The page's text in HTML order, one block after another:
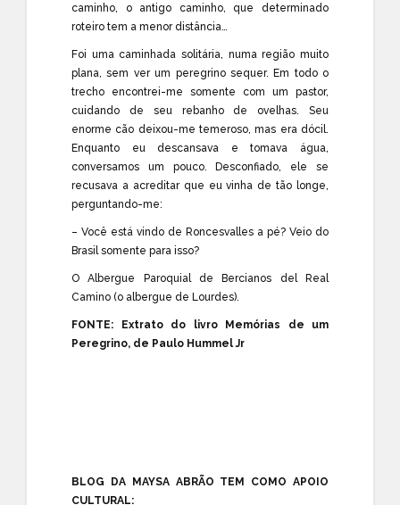
caminho, o antigo caminho, que determinado
roteiro tem a menor distância…
Foi uma caminhada solitária, numa região muito
plana, sem ver um peregrino sequer. Em todo o
trecho encontrei-me somente com um pastor,
cuidando de seu rebanho de ovelhas. Seu
enorme cão deixou-me temeroso, mas era dócil.
Enquanto eu descansava e tomava água,
conversamos um pouco. Desconfiado, ele se
recusava a acreditar que eu vinha de tão longe,
perguntando-me:
– Você está vindo de Roncesvalles a pé? Veio do
Brasil somente para isso?
O Albergue Paroquial de Bercianos del Real
Camino (o albergue de Lourdes).
FONTE: Extrato do livro Memórias de um
Peregrino, de Paulo Hummel Jr
BLOG DA MAYSA ABRÃO TEM COMO APOIO
CULTURAL: